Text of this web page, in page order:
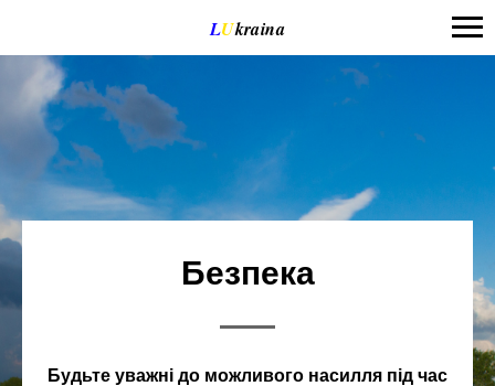
LUkraina
Безпека
Будьте уважні до можливого насилля під час